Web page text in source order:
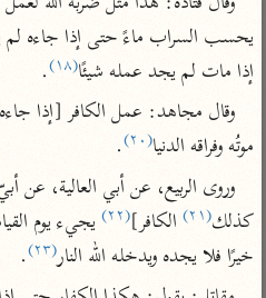
تفسير السمرقندي
تفسير الثعلبي
تفسير أبي
الكشاف
اشترك لتصلك أخبار مشاريعنا
يحسب السراب ماءً حتى إذا جاءه لم
إذا مات لم يجد عمله شيئًا(١٨)
.
وقال مجاهد: عمل الكافر [إذا جاءه
موتُه وفراقه الدنيا(٢٠)
.
كذلك(٢١) الكافر](٢٢)
خيرًا فلا يجده ويدخله الله النار(٢٣)
.